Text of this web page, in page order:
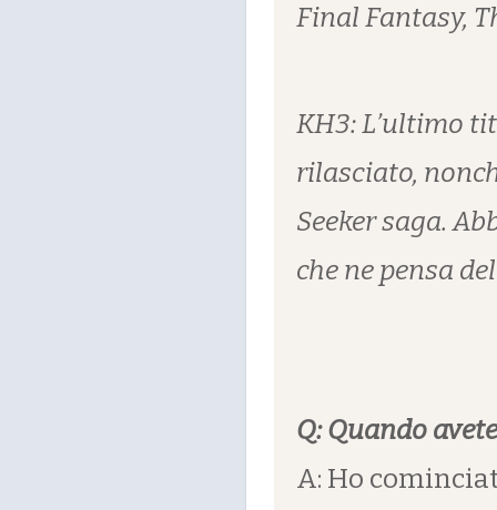
Final Fantasy,
KH3: L’ultimo
rilasciato,
Seeker saga.
che ne pensa
Q: Quando
A: Ho